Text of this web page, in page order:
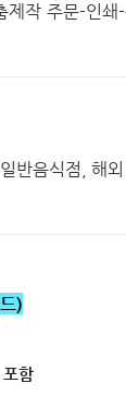
작 주문-인
반음식점, 해
)
함